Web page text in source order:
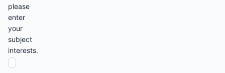
please
enter
your
subject
interests.